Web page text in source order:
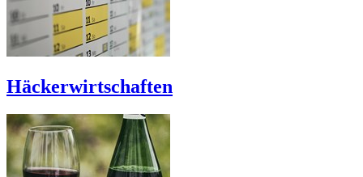
Häckerwirtschaften